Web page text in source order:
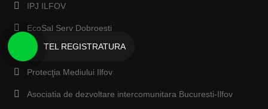
IPJ ILFOV
EcoSal Serv Dobroesti
Anaf ILFOV
Protecţia Mediului Ilfov
Asociatia de dezvoltare intercomunitara Bucuresti-Ilfov
TEL REGISTRATURA